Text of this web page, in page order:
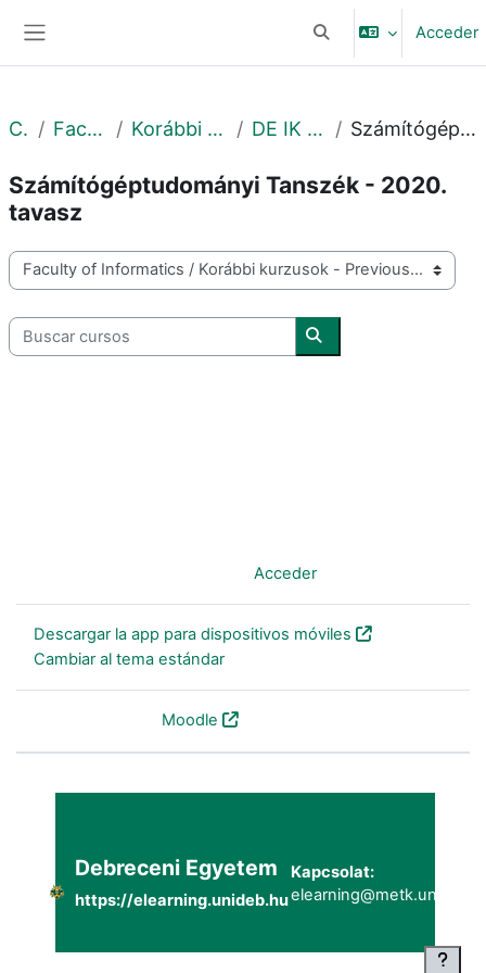
Selector de búsqueda
Acceder
Cursos Faculty of Informatics Korábbi kurzusok - Previous courses DE IK - 2020. tavasz - Spring Számítógéptudományi Tanszék - 2020. tavasz
Számítógéptudományi Tanszék - 2020.
tavasz
Categorías
Buscar cursos
Buscar cursos
Acceder)
Descargar la app para dispositivos móviles
Cambiar al tema estándar
Moodle
Debreceni Egyetem
https://elearning.unideb.hu
Kapcsolat: